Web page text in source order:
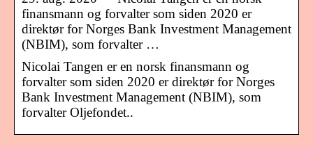
finansmann og forvalter som siden 2020 er
direktør for Norges Bank Investment Management
(NBIM), som forvalter …
Nicolai Tangen er en norsk finansmann og
forvalter som siden 2020 er direktør for Norges
Bank Investment Management (NBIM), som
forvalter Oljefondet..